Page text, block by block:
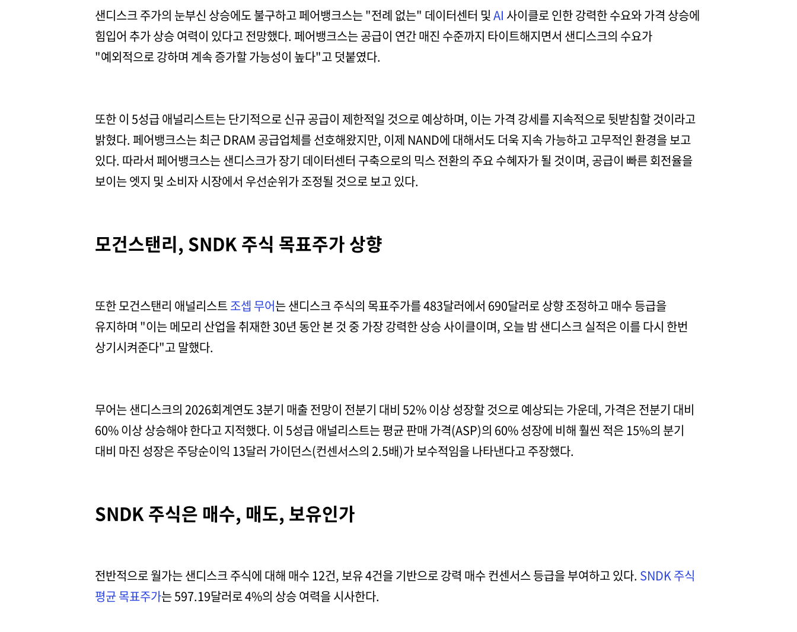
샌디스크 주가의 눈부신 상승에도 불구하고 페어뱅크스는 "전례 없는" 데이터센터 및AI 사이클로 인한 강력한 수요와 가격 상승에
힘입어 추가 상승 여력이 있다고 전망했다. 페어뱅크스는 공급이 연간 매진 수준까지 타이트해지면서 샌디스크의 수요가
"예외적으로 강하며 계속 증가할 가능성이 높다"고 덧붙였다.
또한 이 5성급 애널리스트는 단기적으로 신규 공급이 제한적일 것으로 예상하며, 이는 가격 강세를 지속적으로 뒷받침할 것이라고
밝혔다. 페어뱅크스는 최근 DRAM 공급업체를 선호해왔지만, 이제 NAND에 대해서도 더욱 지속 가능하고 고무적인 환경을 보고
있다. 따라서 페어뱅크스는 샌디스크가 장기 데이터센터 구축으로의 믹스 전환의 주요 수혜자가 될 것이며, 공급이 빠른 회전율을
보이는 엣지 및 소비자 시장에서 우선순위가 조정될 것으로 보고 있다.
모건스탠리, SNDK 주식 목표주가 상향
또한 모건스탠리 애널리스트조셉 무어는 샌디스크 주식의 목표주가를 483달러에서 690달러로 상향 조정하고 매수 등급을
유지하며 "이는 메모리 산업을 취재한 30년 동안 본 것 중 가장 강력한 상승 사이클이며, 오늘 밤 샌디스크 실적은 이를 다시 한번
상기시켜준다"고 말했다.
무어는 샌디스크의 2026회계연도 3분기 매출 전망이 전분기 대비 52% 이상 성장할 것으로 예상되는 가운데, 가격은 전분기 대비
60% 이상 상승해야 한다고 지적했다. 이 5성급 애널리스트는 평균 판매 가격(ASP)의 60% 성장에 비해 훨씬 적은 15%의 분기
대비 마진 성장은 주당순이익 13달러 가이던스(컨센서스의 2.5배)가 보수적임을 나타낸다고 주장했다.
SNDK 주식은 매수, 매도, 보유인가
전반적으로 월가는 샌디스크 주식에 대해 매수 12건, 보유 4건을 기반으로 강력 매수 컨센서스 등급을 부여하고 있다. SNDK 주식
평균 목표주가는 597.19달러로 4%의 상승 여력을 시사한다.